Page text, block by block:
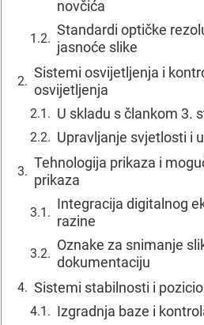
novčića
Standardi optičke
jasnoće slike
Sistemi osvijetljenja i
osvijetljenja
U skladu s člankom 3.
Upravljanje svjetlosti i
Tehnologija prikaza i
prikaza
Integracija digitalnog
razine
Oznake za snimanje
dokumentaciju
Sistemi stabilnosti i
Izgradnja baze i